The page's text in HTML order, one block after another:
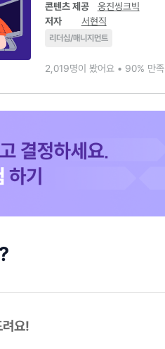
콘텐츠 제공
웅진씽크빅
저자
서현직
리더십/매니지먼트
2,019명이 봤어요 • 90% 만족
요!